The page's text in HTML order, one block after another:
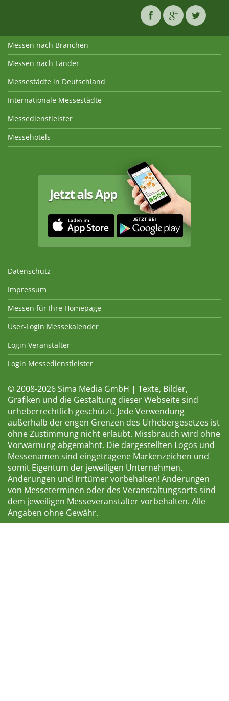
Messen nach Branchen
Messen nach Länder
Messestädte in Deutschland
Internationale Messestädte
Messedienstleister
Messehotels
Datenschutz
Impressum
Messen für Ihre Homepage
User-Login Messekalender
Login Veranstalter
Login Messedienstleister
© 2008-2026 Sima Media GmbH | Texte, Bilder,
Grafiken und die Gestaltung dieser Webseite sind
urheberrechtlich geschützt. Jede Verwendung
außerhalb der engen Grenzen des Urhebergesetzes ist
ohne Zustimmung nicht erlaubt. Missbrauch wird ohne
Vorwarnung abgemahnt. Die dargestellten Logos und
Messenamen sind eingetragene Markenzeichen und
somit Eigentum der jeweiligen Unternehmen.
Änderungen und Irrtümer vorbehalten! Änderungen
von Messeterminen oder des Veranstaltungsorts sind
dem jeweiligen Messeveranstalter vorbehalten. Alle
Angaben ohne Gewähr.